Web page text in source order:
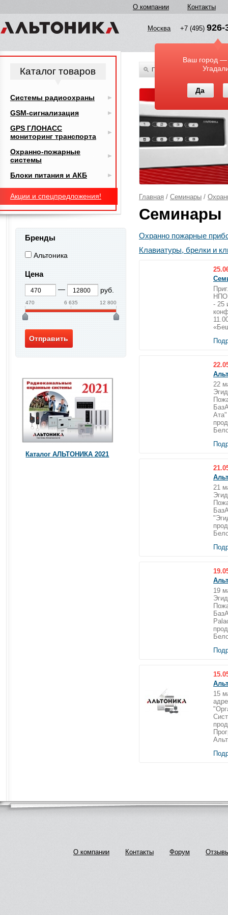
О компании Контакты
Москва +7 (495) 926-
Ваш город —
Да
По всему каталогу
Главная / Семинары /
Семинары
Охранно пожарные
Клавиатуры, брелки и
НПО
- 25
22
21
19
15
Каталог товаров
Системы радиоохраны
GSM-сигнализация
GPS ГЛОНАСС
мониторинг транспорта
Охранно-пожарные
системы
Блоки питания и АКБ
Акции и спецпредложения!
Бренды
Альтоника
Цена
руб.
470 6 635 12 800
Каталог АЛЬТОНИКА 2021
О компании Контакты Форум